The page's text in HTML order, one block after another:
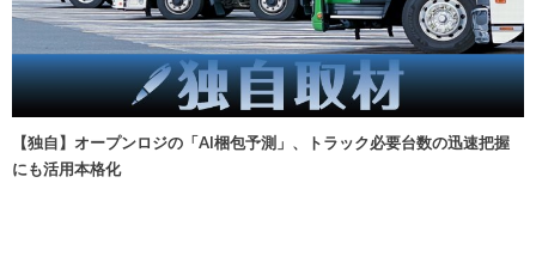
【独自】オープンロジの「AI梱包予測」、トラック必要台数の迅速把握
にも活用本格化